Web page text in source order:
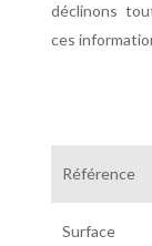
déclinons
ces
Référence
Surface